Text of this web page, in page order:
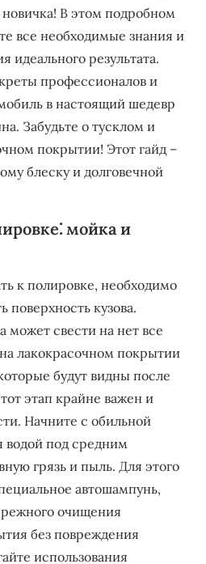
В этом подробном
все необходимые знания и
идеального результата.
профессионалов и
в настоящий шедевр
Забудьте о тусклом и
покрытии! Этот гайд –
блеску и долговечной
мойка и
к полировке‚ необходимо
поверхность кузова.
может свести на нет все
лакокрасочном покрытии
будут видны после
этап крайне важен и
Начните с обильной
водой под средним
грязь и пыль. Для этого
автошампунь‚
очищения
без повреждения
использования